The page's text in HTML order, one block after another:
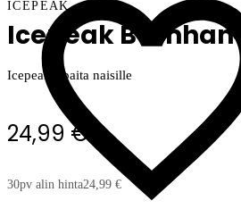
ICEPEAK
Icepeak Burnham
Icepeak t-paita naisille
24,99 €
30pv alin hinta24,99 €